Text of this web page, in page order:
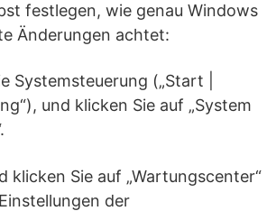
festlegen, wie genau Windows
Änderungen achtet:
Systemsteuerung („Start |
und klicken Sie auf „System
klicken Sie auf „Wartungscenter“
der